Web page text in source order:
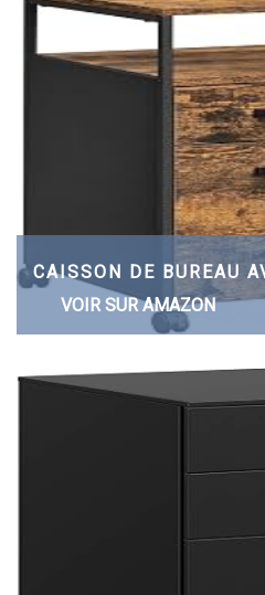
CAISSON DE BUREAU
VOIR SUR AMAZON